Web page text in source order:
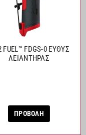
FUEL™ FDGS-0 ΕΥΘΥΣ
ΛΕΙΑΝΤΗΡΑΣ
ΠΡΟΒΟΛΗ